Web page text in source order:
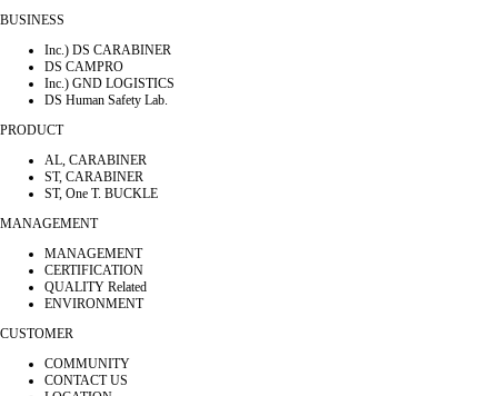
BUSINESS
Inc.) DS CARABINER
DS CAMPRO
Inc.) GND LOGISTICS
DS Human Safety Lab.
PRODUCT
AL, CARABINER
ST, CARABINER
ST, One T. BUCKLE
MANAGEMENT
MANAGEMENT
CERTIFICATION
QUALITY Related
ENVIRONMENT
CUSTOMER
COMMUNITY
CONTACT US